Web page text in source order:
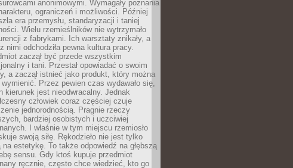
anonimowymi. Wymagały poznania
ograniczeń i możliwości. Później
era przemysłu, standaryzacji i taniej
Wielu rzemieślników nie wytrzymało
z fabrykami. Ich warsztaty znikały, a
nimi odchodziła pewna kultura pracy.
zaczął być przede wszystkim
i tani. Przestał opowiadać o swoim
a zaczął istnieć jako produkt, który można
wymienić. Przez pewien czas wydawało się,
kierunek jest nieodwracalny. Jednak
człowiek coraz częściej czuje
jednorodnością. Pragnie rzeczy
bardziej osobistych i uczciwiej
I właśnie w tym miejscu rzemiosło
swoją siłę. Rękodzieło nie jest tylko
na estetykę. To także odpowiedź na głębszą
sensu. Gdy ktoś kupuje przedmiot
ręcznie, często chce wiedzieć, kto go